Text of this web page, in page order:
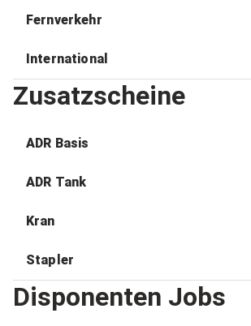
Fernverkehr
International
Zusatzscheine
ADR Basis
ADR Tank
Kran
Stapler
Disponenten Jobs